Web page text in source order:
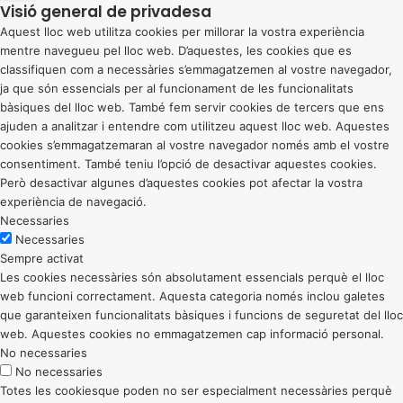
Visió general de privadesa
Aquest lloc web utilitza cookies per millorar la vostra experiència
mentre navegueu pel lloc web. D’aquestes, les cookies que es
classifiquen com a necessàries s’emmagatzemen al vostre navegador,
ja que són essencials per al funcionament de les funcionalitats
bàsiques del lloc web. També fem servir cookies de tercers que ens
ajuden a analitzar i entendre com utilitzeu aquest lloc web. Aquestes
cookies s’emmagatzemaran al vostre navegador només amb el vostre
consentiment. També teniu l’opció de desactivar aquestes cookies.
Però desactivar algunes d’aquestes cookies pot afectar la vostra
experiència de navegació.
Necessaries
Necessaries
Sempre activat
Les cookies necessàries són absolutament essencials perquè el lloc
web funcioni correctament. Aquesta categoria només inclou galetes
que garanteixen funcionalitats bàsiques i funcions de seguretat del lloc
web. Aquestes cookies no emmagatzemen cap informació personal.
No necessaries
No necessaries
Totes les cookiesque poden no ser especialment necessàries perquè